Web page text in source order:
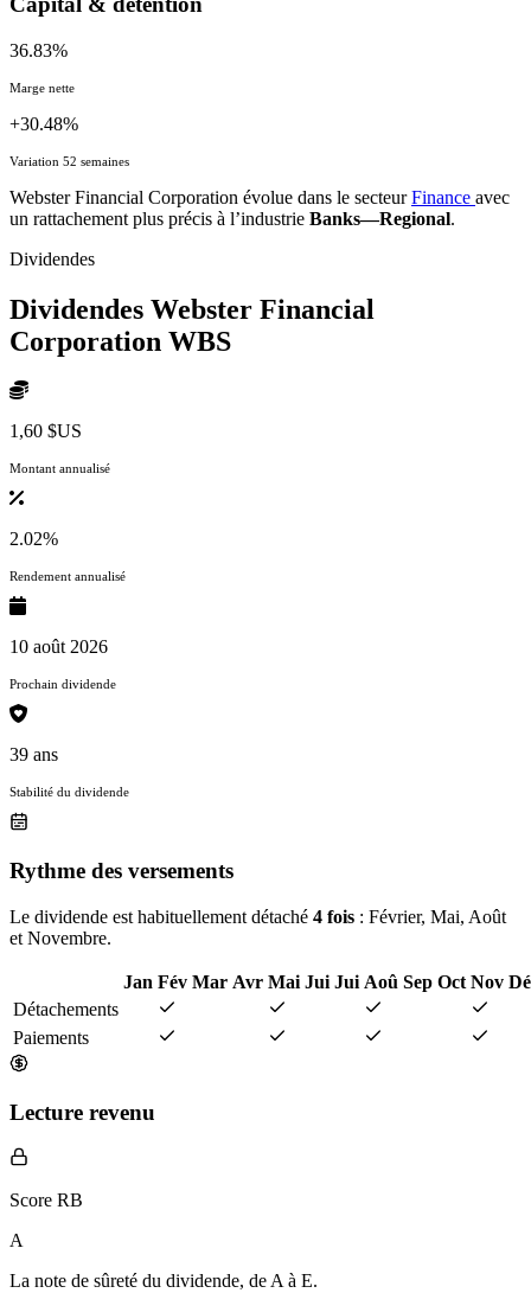
36.83%
Marge nette
+30.48%
Variation 52 semaines
Webster Financial Corporation évolue dans le secteurFinance avec
un rattachement plus précis à l’industrie Banks—Regional.
Dividendes
Dividendes Webster Financial
Corporation WBS
1,60 $US
Montant annualisé
2.02%
Rendement annualisé
10 août 2026
Prochain dividende
39 ans
Stabilité du dividende
Rythme des versements
Le dividende est habituellement détaché 4 fois : Février, Mai, Août
et Novembre.
Jan Fév Mar Avr Mai Jui Jui Aoû Sep Oct Nov
Détachements
Paiements
Lecture revenu
Score RB
A
La note de sûreté du dividende, de A à E.